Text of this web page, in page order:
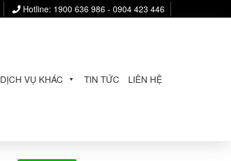
Hotline: 1900 636 986 - 0904 423 446
DỊCH VỤ KHÁC TIN TỨC LIÊN HỆ